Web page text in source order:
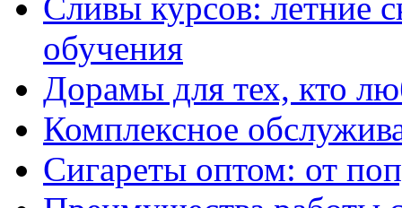
обучения
Дорамы для тех, кто
Комплексное
Сигареты оптом: от